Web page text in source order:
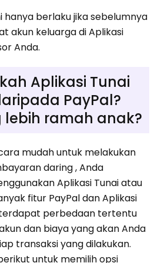
hanya berlaku jika sebelumnya
akun keluarga di Aplikasi
Anda.
Aplikasi Tunai
PayPal?
lebih ramah anak?
mudah untuk melakukan
daring , Anda
Aplikasi Tunai atau
fitur PayPal dan Aplikasi
terdapat perbedaan tertentu
dan biaya yang akan Anda
transaksi yang dilakukan.
untuk memilih opsi